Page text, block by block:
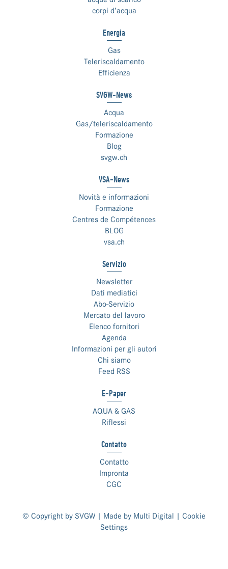
corpi d’acqua
Energia
Gas
Teleriscaldamento
Efficienza
SVGW-News
Acqua
Gas/teleriscaldamento
Formazione
Blog
svgw.ch
VSA-News
Novità e informazioni
Formazione
Centres de Compétences
BLOG
vsa.ch
Servizio
Newsletter
Dati mediatici
Abo-Servizio
Mercato del lavoro
Elenco fornitori
Agenda
Informazioni per gli autori
Chi siamo
Feed RSS
E-Paper
AQUA & GAS
Riflessi
Contatto
Contatto
Impronta
CGC
© Copyright by SVGW | Made by Multi Digital | Cookie
Settings